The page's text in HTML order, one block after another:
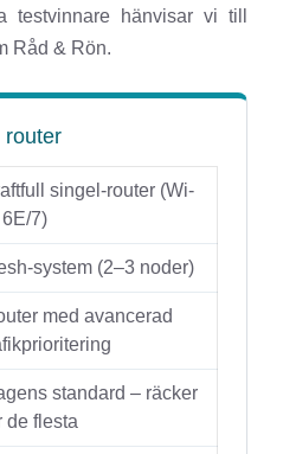
testvinnare hänvisar vi till
Råd & Rön.
router
singel-router (Wi-
6E/7)
system (2–3 noder)
med avancerad
standard – räcker
de flesta